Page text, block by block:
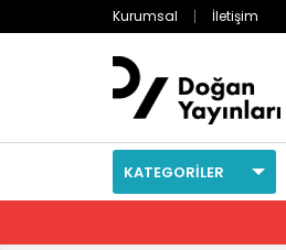
Kurumsal İletişim
KATEGORİLER